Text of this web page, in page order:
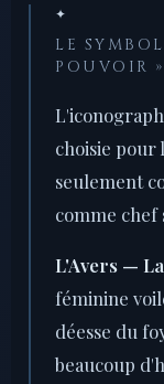
✦
LE
POUVOIR »
choisie pour
seulement
comme chef
L'Avers —
féminine
déesse du
beaucoup